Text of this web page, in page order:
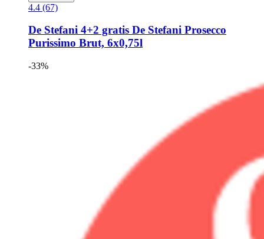
4.4 (67)
De Stefani 4+2 gratis De Stefani Prosecco
Purissimo Brut, 6x0,75l
-33%